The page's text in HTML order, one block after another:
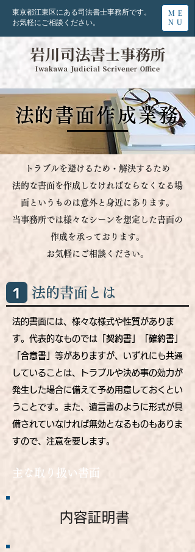
東京都江東区にある司法書士事務所です。
お気軽にご相談ください。
ME
NU
​法的書面作成業務
トラブルを避けるため・解決するため
法的な書面を作成しなければならなくなる場
面というものは意外と身近にあります。
当事務所では様々なシーンを想定した書面の
作成を承っております。
​お気軽にご相談ください。
法的書面とは
法的書面には、様々な様式や性質がありま
す。代表的なものでは「 契約書 確約書
合意書 」等がありますが、いずれにも共通
していることは、トラブルや決め事の効力が
発生した場合に備えて予め用意しておくとい
うことです。また、遺言書のように形式が具
備されていなければ無効となるものもありま
すので、注意を要します。
主な取り扱い書面
内容証明書